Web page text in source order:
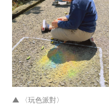
▲ 〈玩色派對〉